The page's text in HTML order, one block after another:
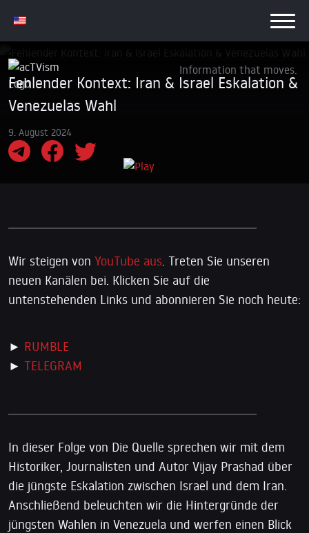
Information that moves.
Fehlender Kontext: Iran & Israel Eskalation &
Venezuelas Wahl
9. August 2024
Wir steigen von YouTube aus. Treten Sie unseren
neuen Kanälen bei. Klicken Sie auf die
untenstehenden Links und abonnieren Sie noch heute:
► RUMBLE
► TELEGRAM
In dieser Folge von Die Quelle sprechen wir mit dem
Historiker, Journalisten und Autor Vijay Prashad über
die jüngste Eskalation zwischen Israel und dem Iran.
Anschließend beleuchten wir die Hintergründe der
jüngsten Wahlen in Venezuela und werfen einen Blick